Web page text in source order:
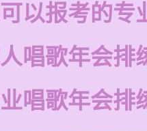
以报考的专
唱歌年会排
唱歌年会排